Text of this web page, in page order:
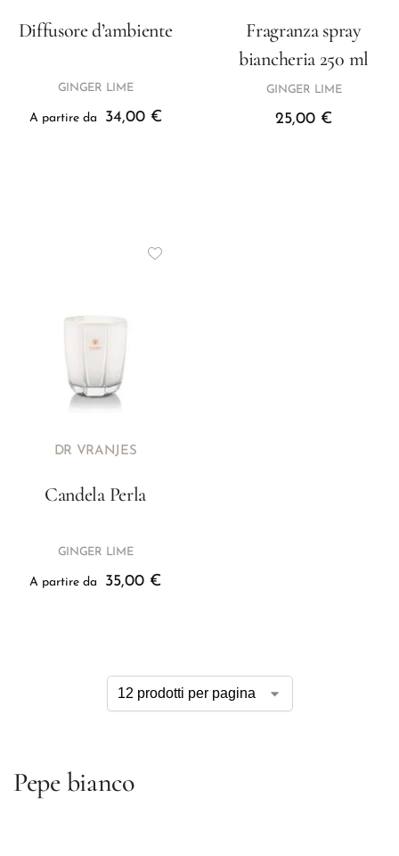
Pepe bianco
Diffusore d’ambiente
GINGER LIME
A partire da 34,00 €
Fragranza spray
biancheria 250 ml
GINGER LIME
25,00 €
DR VRANJES
Candela Perla
GINGER LIME
A partire da 35,00 €